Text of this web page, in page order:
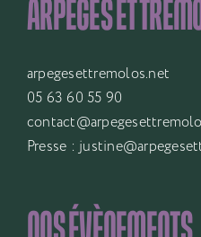
ARPÈGES ET
arpegesettremolos.net
05 63 60 55 90
Presse :
NOS ÉVÈNEMENTS